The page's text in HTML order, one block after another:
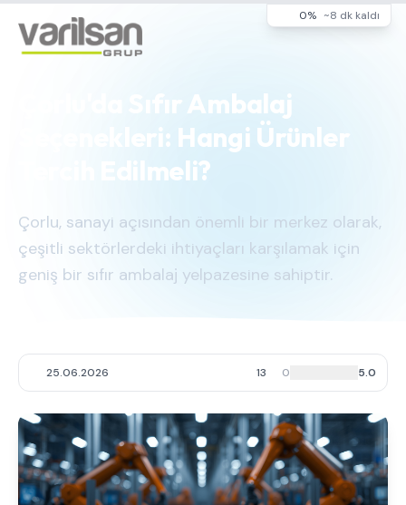
0% ~8 dk kaldı
Çorlu'da Sıfır Ambalaj
Seçenekleri: Hangi Ürünler
Tercih Edilmeli?
Çorlu, sanayi açısından önemli bir merkez olarak,
çeşitli sektörlerdeki ihtiyaçları karşılamak için
geniş bir sıfır ambalaj yelpazesine sahiptir.
25.06.2026 13 0 5.0